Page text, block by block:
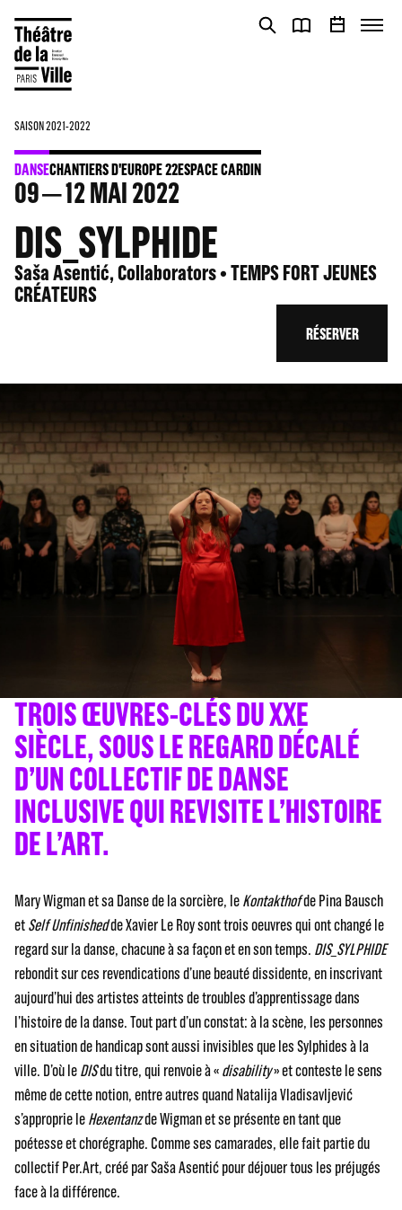
SAISON 2021-2022
DANSECHANTIERS D'EUROPE 22ESPACE CARDIN
09 12MAI 2022
DIS_SYLPHIDE
Saša Asentić, Collaborators • TEMPS FORT JEUNES
CRÉATEURS
RÉSERVER
TROIS ŒUVRES-CLÉS DU XXE
SIÈCLE, SOUS LE REGARD DÉCALÉ
D’UN COLLECTIF DE DANSE
INCLUSIVE QUI REVISITE L’HISTOIRE
DE L’ART.
Mary Wigman et sa Danse de la sorcière, leKontakthofde Pina Bausch
etSelf Unfinishedde Xavier Le Roy sont trois oeuvres qui ont changé le
regard sur la danse, chacune à sa façon et en son temps. DIS_SYLPHIDE
rebondit sur ces revendications d’une beauté dissidente, en inscrivant
aujourd’hui des artistes atteints de troubles d’apprentissage dans
l’histoire de la danse. Tout part d’un constat: à la scène, les personnes
en situation de handicap sont aussi invisibles que les Sylphides à la
ville. D’où leDISdu titre, qui renvoie à «disability» et conteste le sens
même de cette notion, entre autres quand Natalija Vladisavljević
s’approprie leHexentanzde Wigman et se présente en tant que
poétesse et chorégraphe. Comme ses camarades, elle fait partie du
collectif Per.Art, créé par Saša Asentić pour déjouer tous les préjugés
face à la différence.